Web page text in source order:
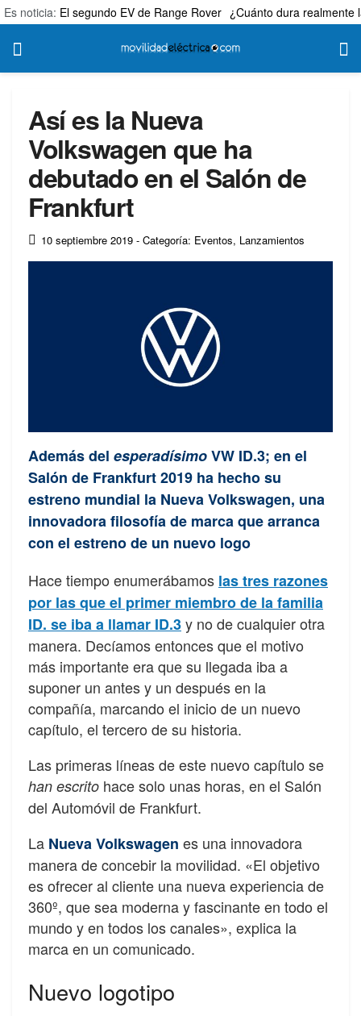
Es noticia: El segundo EV de Range Rover ¿Cuánto dura realmente
Así es la Nueva
Volkswagen que ha
debutado en el Salón de
Frankfurt
10 septiembre 2019 - Categoría: Eventos, Lanzamientos
Además del esperadísimoVW ID.3; en el
Salón de Frankfurt 2019 ha hecho su
estreno mundial la Nueva Volkswagen, una
innovadora filosofía de marca que arranca
con el estreno de un nuevo logo
Hace tiempo enumerábamos las tres razones
por las que el primer miembro de la familia
ID. se iba a llamar ID.3y no de cualquier otra
manera. Decíamos entonces que el motivo
más importante era que su llegada iba a
suponer un antes y un después en la
compañía, marcando el inicio de un nuevo
capítulo, el tercero de su historia.
Las primeras líneas de este nuevo capítulo se
han escrito hace solo unas horas, en el Salón
del Automóvil de Frankfurt.
La Nueva Volkswagen es una innovadora
manera de concebir la movilidad. «El objetivo
es ofrecer al cliente una nueva experiencia de
360º, que sea moderna y fascinante en todo el
mundo y en todos los canales», explica la
marca en un comunicado.
Nuevo logotipo